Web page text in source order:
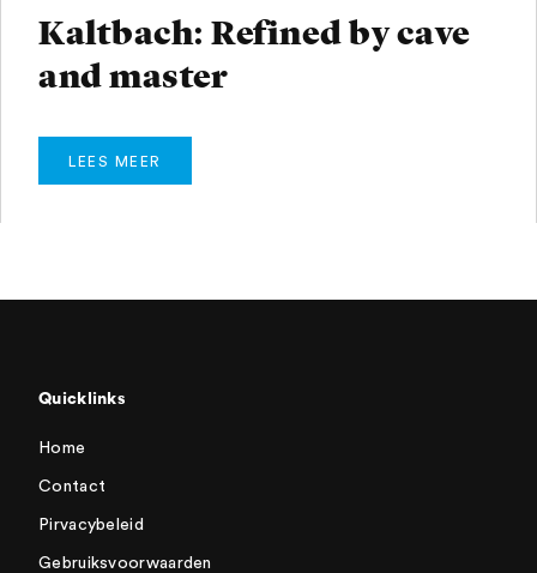
Kaltbach: Refined by cave
and master
LEES MEER
Quicklinks
Home
Contact
Pirvacybeleid
Gebruiksvoorwaarden